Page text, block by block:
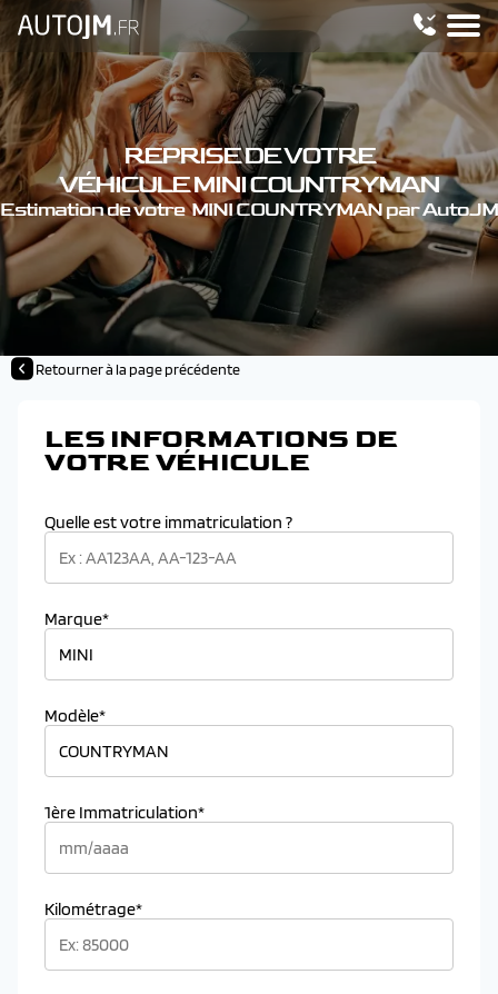
REPRISE DE VOTRE
VÉHICULE MINI COUNTRYMAN
Estimation de votre MINI COUNTRYMAN par AutoJM
Retourner à la page précédente
LES INFORMATIONS DE
VOTRE VÉHICULE
Quelle est votre immatriculation ?
Marque*
Modèle*
1ère Immatriculation*
Kilométrage*